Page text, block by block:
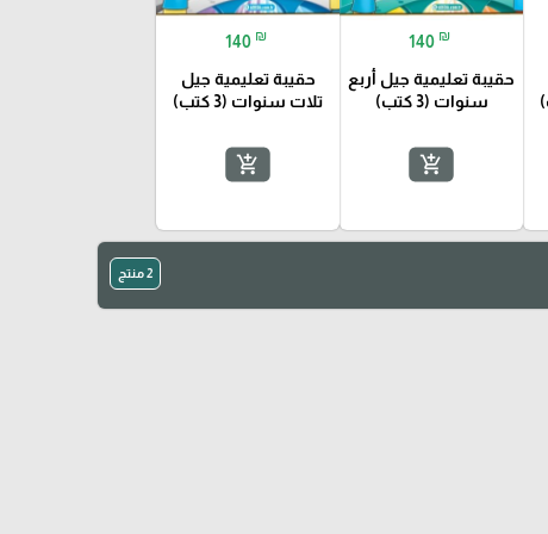
140 ₪
حقيبة تعليمية جيل أربع
سنوات (3 كتب)
add_shopping_cart
140 ₪
حقيبة تعليمية جيل
تلات سنوات (3 كتب)
add_shopping_cart
2 منتج